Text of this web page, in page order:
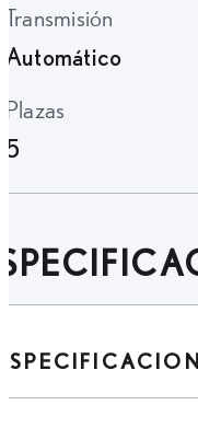
Transmisión
Automático
Plazas
5